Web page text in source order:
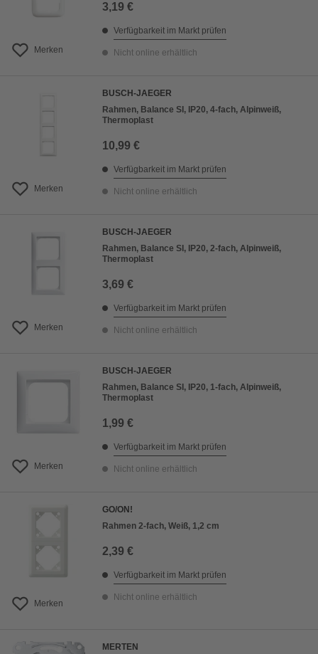
Merken
3,19 €
Verfügbarkeit im Markt prüfen
Nicht online erhältlich
Merken
BUSCH-JAEGER
Rahmen, Balance SI, IP20, 4-fach, Alpinweiß,
Thermoplast
10,99 €
Verfügbarkeit im Markt prüfen
Nicht online erhältlich
Merken
BUSCH-JAEGER
Rahmen, Balance SI, IP20, 2-fach, Alpinweiß,
Thermoplast
3,69 €
Verfügbarkeit im Markt prüfen
Nicht online erhältlich
Merken
BUSCH-JAEGER
Rahmen, Balance SI, IP20, 1-fach, Alpinweiß,
Thermoplast
1,99 €
Verfügbarkeit im Markt prüfen
Nicht online erhältlich
Merken
GO/ON!
Rahmen 2-fach, Weiß, 1,2 cm
2,39 €
Verfügbarkeit im Markt prüfen
Nicht online erhältlich
MERTEN